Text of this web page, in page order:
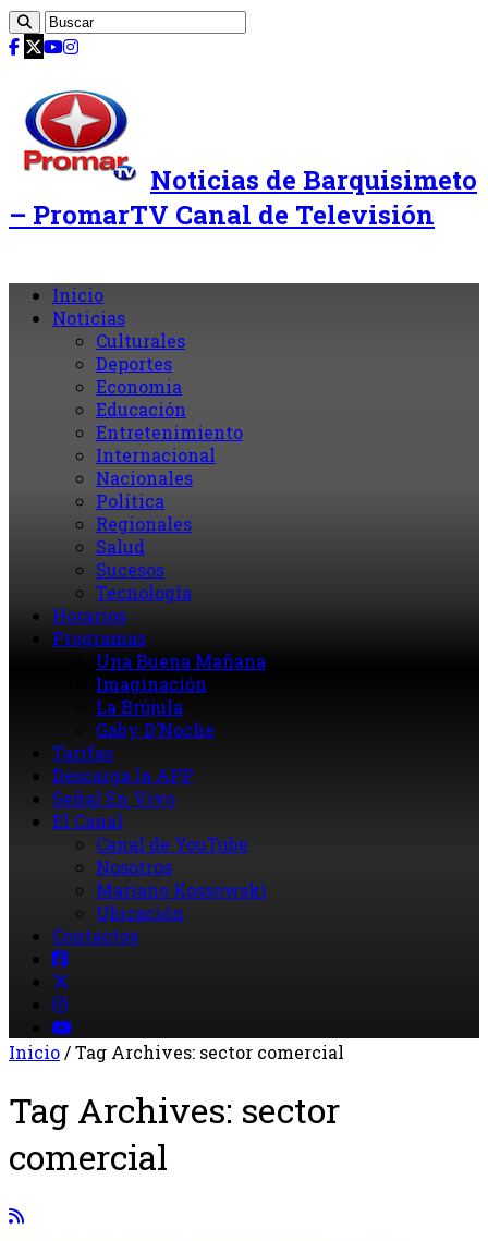
Noticias de Barquisimeto
– PromarTV Canal de Televisión
Inicio
Noticias
Culturales
Deportes
Economia
Educación
Entretenimiento
Internacional
Nacionales
Política
Regionales
Salud
Sucesos
Tecnología
Horarios
Programas
Una Buena Mañana
Imaginación
La Brújula
Gaby D’Noche
Tarifas
Descarga la APP
Señal En Vivo
El Canal
Canal de YouTube
Nosotros
Mariano Kossowski
Ubicación
Contactos
Inicio/Tag Archives: sector comercial
Tag Archives: sector
comercial